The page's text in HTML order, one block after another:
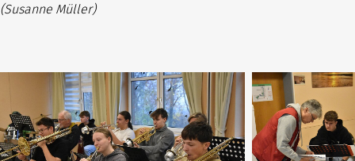
(Susanne Müller)